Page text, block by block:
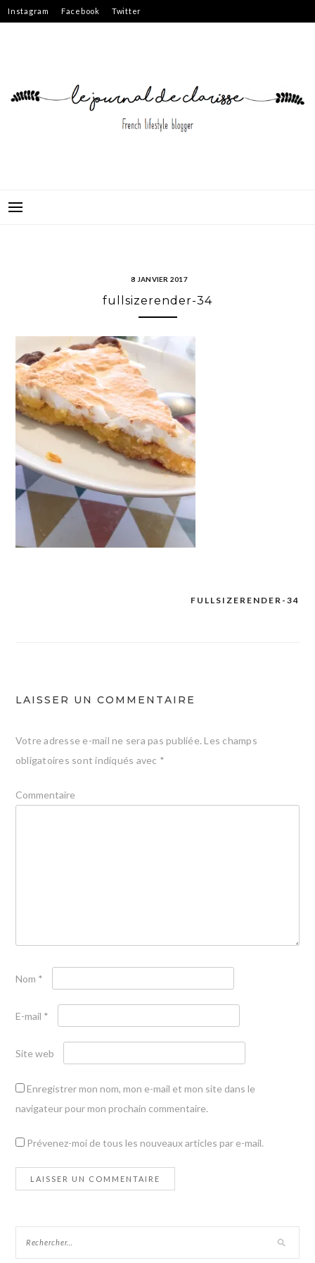
Skip
to
Instagram Facebook Twitter
8 JANVIER 2017
fullsizerender-34
FULLSIZERENDER-34
LAISSER UN COMMENTAIRE
Votre adresse e-mail ne sera pas publiée. Les champs
obligatoires sont indiqués avec *
Commentaire
Nom *
E-mail *
Site web
Enregistrer mon nom, mon e-mail et mon site dans le
navigateur pour mon prochain commentaire.
Prévenez-moi de tous les nouveaux articles par e-mail.